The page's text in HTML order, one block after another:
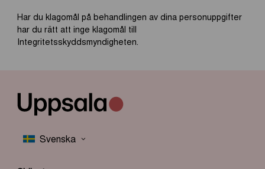
Har du klagomål på behandlingen av dina personuppgifter
har du rätt att inge klagomål till
Integritetsskyddsmyndigheten.